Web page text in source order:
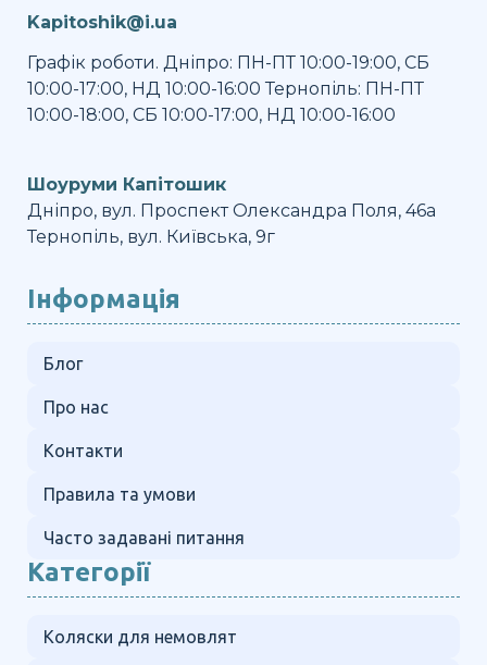
Kapitoshik@i.ua
Графік роботи. Дніпро: ПН-ПТ 10:00-19:00, СБ
10:00-17:00, НД 10:00-16:00 Тернопіль: ПН-ПТ
10:00-18:00, СБ 10:00-17:00, НД 10:00-16:00
Шоуруми Капітошик
Дніпро, вул. Проспект Олександра Поля, 46а
Тернопіль, вул. Київська, 9г
Інформація
Блог
Про нас
Контакти
Правила та умови
Часто задавані питання
Категорії
Коляски для немовлят